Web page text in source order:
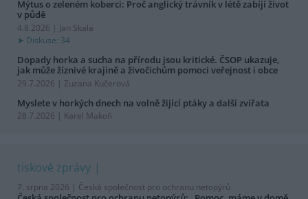
Mýtus o zeleném koberci: Proč anglický trávník v létě zabíjí život
v půdě
4.8.2026 | Jan Skala
Diskuse: 34
Dopady horka a sucha na přírodu jsou kritické. ČSOP ukazuje,
jak může žíznivé krajině a živočichům pomoci veřejnost i obce
29.7.2026 | Zuzana Kučerová
Myslete v horkých dnech na volně žijící ptáky a další zvířata
28.7.2026 | Karel Makoň
tiskové zprávy
7. srpna 2026 | Česká společnost pro ochranu netopýrů